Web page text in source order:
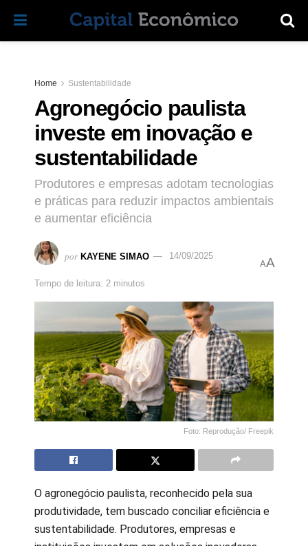
Home Sustentabilidade
Agronegócio paulista
investe em inovação e
sustentabilidade
Produtores e empresas adotam tecnologias
e práticas para reduzir impactos ambientais
e aumentar eficiência
por KAYENE SIMAO 14/09/2025
Tempo de leitura: 2 minutos
AA
Foto: Reprodução/ Freepik
O agronegócio paulista, reconhecido pela sua
produtividade, tem buscado conciliar eficiência e
sustentabilidade. Produtores, empresas e